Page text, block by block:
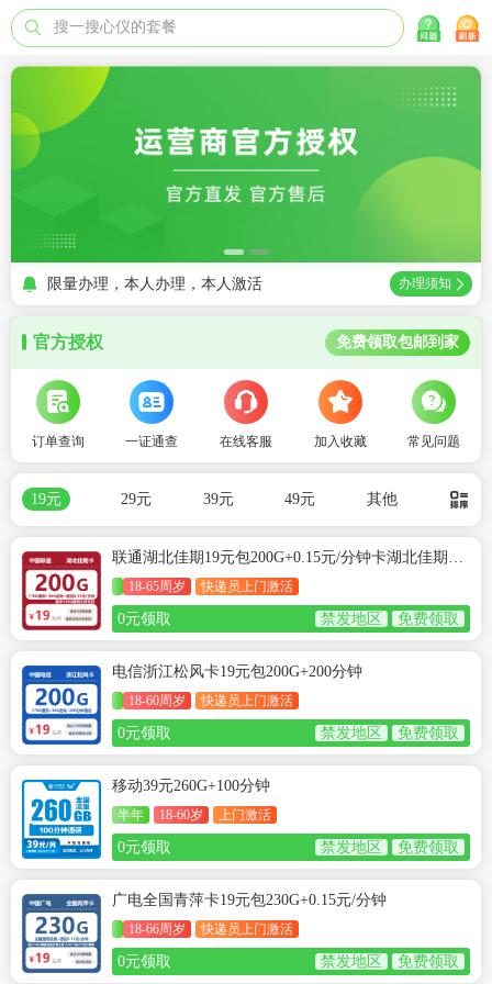
搜一搜心仪的套餐
限量办理，本人办理，本人激活 办理须知
官方授权 免费领取包邮到家
订单查询 一证通查 在线客服 加入收藏 常见问题
19元 29元 39元 49元 其他
联通湖北佳期19元包200G+0.15元/分钟卡湖北佳期19元包200G+0.15元/分钟
18-65周岁 快递员上门激活
0元领取 禁发地区 免费领取
电信浙江松风卡19元包200G+200分钟
18-60周岁 快递员上门激活
0元领取 禁发地区 免费领取
移动39元260G+100分钟
半年 18-60岁 上门激活
0元领取 禁发地区 免费领取
广电全国青萍卡19元包230G+0.15元/分钟
18-66周岁 快递员上门激活
0元领取 禁发地区 免费领取